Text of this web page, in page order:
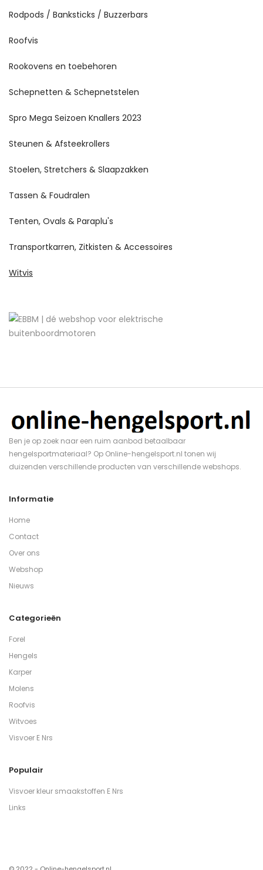
Rodpods / Banksticks / Buzzerbars
Roofvis
Rookovens en toebehoren
Schepnetten & Schepnetstelen
Spro Mega Seizoen Knallers 2023
Steunen & Afsteekrollers
Stoelen, Stretchers & Slaapzakken
Tassen & Foudralen
Tenten, Ovals & Paraplu's
Transportkarren, Zitkisten & Accessoires
Witvis
Ben je op zoek naar een ruim aanbod betaalbaar
hengelsportmateriaal? Op Online-hengelsport.nl tonen wij
duizenden verschillende producten van verschillende webshops.
Informatie
Home
Contact
Over ons
Webshop
Nieuws
Categorieën
Forel
Hengels
Karper
Molens
Roofvis
Witvoes
Visvoer E Nrs
Populair
Visvoer kleur smaakstoffen E Nrs
Links